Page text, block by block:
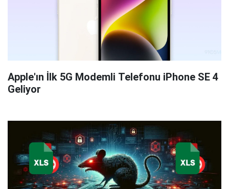
Apple'ın İlk 5G Modemli Telefonu iPhone SE 4
Geliyor